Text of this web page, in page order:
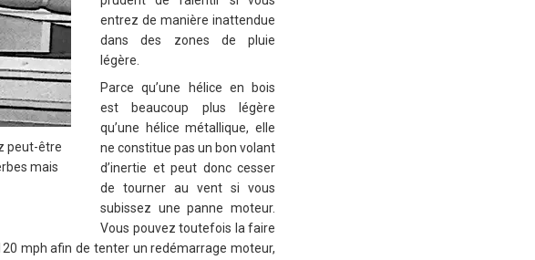
peut-être
mais
entrez de manière inattendue
dans des zones de pluie
légère.
Parce qu’une hélice en bois
est beaucoup plus légère
qu’une hélice métallique, elle
ne constitue pas un bon volant
d’inertie et peut donc cesser
de tourner au vent si vous
subissez une panne moteur.
Vous pouvez toutefois la faire
mph afin de tenter un redémarrage moteur,